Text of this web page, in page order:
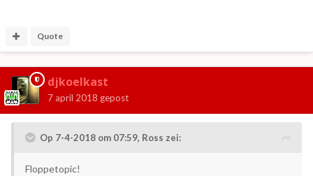
Quote
djkoelkast
7 april 2018 gepost
Op 7-4-2018 om 07:59, Ross zei:
Floppetopic!